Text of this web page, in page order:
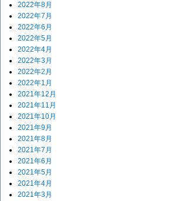
2022年8月
2022年7月
2022年6月
2022年5月
2022年4月
2022年3月
2022年2月
2022年1月
2021年12月
2021年11月
2021年10月
2021年9月
2021年8月
2021年7月
2021年6月
2021年5月
2021年4月
2021年3月